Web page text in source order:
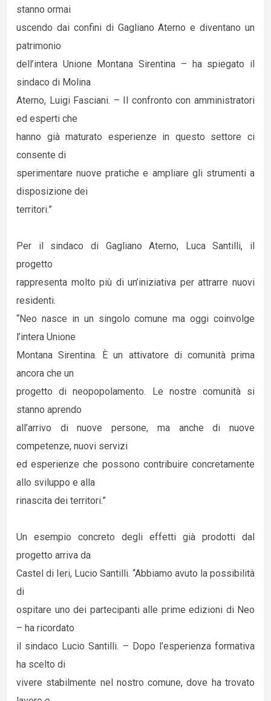
stanno ormai
uscendo dai confini di Gagliano Aterno e diventano un
patrimonio
dell’intera Unione Montana Sirentina – ha spiegato il
sindaco di Molina
Aterno, Luigi Fasciani. – Il confronto con amministratori
ed esperti che
hanno già maturato esperienze in questo settore ci
consente di
sperimentare nuove pratiche e ampliare gli strumenti a
disposizione dei
territori.”
Per il sindaco di Gagliano Aterno, Luca Santilli, il
progetto
rappresenta molto più di un’iniziativa per attrarre nuovi
residenti.
“Neo nasce in un singolo comune ma oggi coinvolge
l’intera Unione
Montana Sirentina. È un attivatore di comunità prima
ancora che un
progetto di neopopolamento. Le nostre comunità si
stanno aprendo
all’arrivo di nuove persone, ma anche di nuove
competenze, nuovi servizi
ed esperienze che possono contribuire concretamente
allo sviluppo e alla
rinascita dei territori.”
Un esempio concreto degli effetti già prodotti dal
progetto arriva da
Castel di Ieri, Lucio Santilli. “Abbiamo avuto la possibilità
di
ospitare uno dei partecipanti alle prime edizioni di Neo
– ha ricordato
il sindaco Lucio Santilli. – Dopo l’esperienza formativa
ha scelto di
vivere stabilmente nel nostro comune, dove ha trovato